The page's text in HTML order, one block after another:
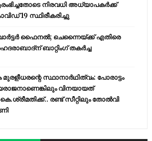
നിരവധി അധ്യാപകര്‍ക്ക്
19 സ്ഥിരീകരിച്ചു
ഫൈനൽ; ചെന്നൈയ്ക്ക് എതിരെ
ബാറ്റിംഗ് തകർച്ച
മുരളീധരന്റെ സ്ഥാനാർഥിത്വം: പോരാട്ടം
വിനയായത്
രണ്ട് സീറ്റിലും തോൽവി